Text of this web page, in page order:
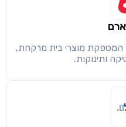
מוצרי בית מרקחת,
ותינוקות.